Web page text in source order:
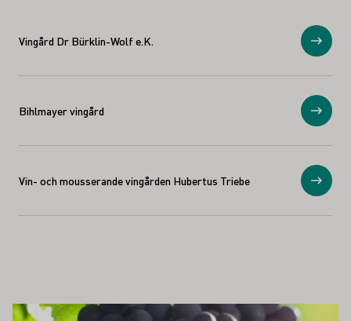
Vingård Dr Bürklin-Wolf e.K. Visa
Bihlmayer vingård Visa
Vin- och mousserande vingården Hubertus Triebe Visa
INTRESSERA DIG
Läs mer om detta